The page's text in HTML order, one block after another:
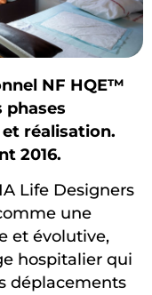
NF HQE™
phases
réalisation.
2016.
Life Designers
une
et évolutive,
hospitalier qui
déplacements